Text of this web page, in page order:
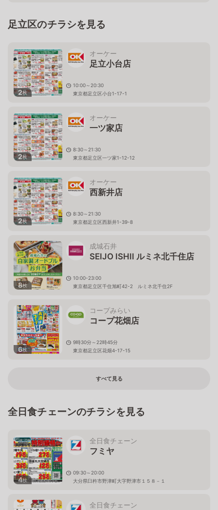
足立区のチラシを見る
2枚
オーケー
足立小台店
10:00～20:30
東京都足立区小台1-17-1
2枚
オーケー
一ツ家店
8:30～21:30
東京都足立区一ツ家1-12-12
2枚
オーケー
西新井店
8:30～21:30
東京都足立区西新井1-39-8
8枚
成城石井
SEIJO ISHII ルミネ北千住店
10:00-23:00
東京都足立区千住旭町42-2 ルミネ北千住2F
6枚
コープみらい
コープ花畑店
9時30分～22時45分
東京都足立区花畑4-17-15
すべて見る
全日食チェーンのチラシを見る
4枚
全日食チェーン
フミヤ
09:30～20:00
大分県臼杵市野津町大字野津市１５８－１
全日食チェーン